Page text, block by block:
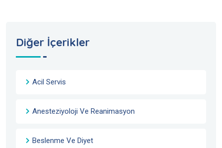
Diğer İçerikler
Acil Servis
Anesteziyoloji Ve Reanimasyon
Beslenme Ve Diyet